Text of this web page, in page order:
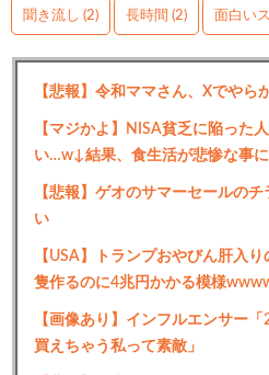
聞き流し (2) 長時間 (2) 面白い
【悲報】令和ママさん、Xでやら
【マジかよ】NISA貧乏に陥った
い…w↓結果、食生活が悲惨な事に
【悲報】ゲオのサマーセールの
い
【USA】トランプおやびん肝入
隻作るのに4兆円かかる模様
【画像あり】インフルエンサー
買えちゃう私って素敵」